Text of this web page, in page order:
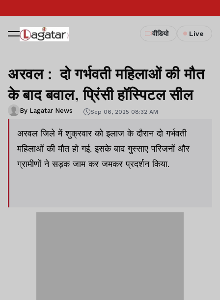
वीडियो Live
अरवल : दो गर्भवती महिलाओं की मौत
के बाद बवाल, प्रिंसी हॉस्पिटल सील
By Lagatar News Sep 06, 2025 08:32 AM
अरवल जिले में शुक्रवार को इलाज के दौरान दो गर्भवती
महिलाओं की मौत हो गई. इसके बाद गुस्साए परिजनों और
ग्रामीणों ने सड़क जाम कर जमकर प्रदर्शन किया.